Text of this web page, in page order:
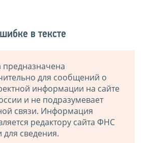
в тексте
для сообщений о
информации на сайте
и не подразумевает
связи. Информация
редактору сайта ФНС
для сведения.